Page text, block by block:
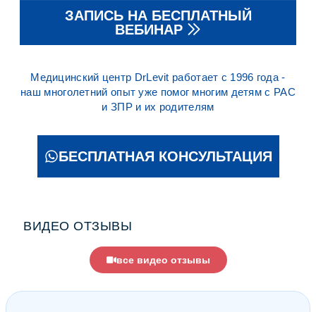
ЗАПИСЬ НА БЕСПЛАТНЫЙ
ВЕБИНАР
Медицинский центр DrLevit работает с 1996 года -
наш многолетний опыт уже помог многим детям с РАС
и ЗПР и их родителям
БЕСПЛАТНАЯ КОНСУЛЬТАЦИЯ
ВИДЕО ОТЗЫВЫ
все видео отзывы